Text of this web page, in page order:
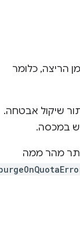
הריצה, כלומר
שיקול אבטחה.
במכסה.
מהר ממה